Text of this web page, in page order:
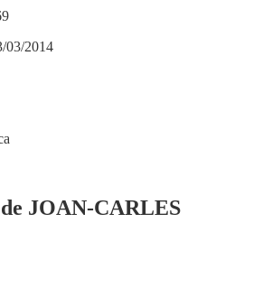
03/2014
JOAN-CARLES